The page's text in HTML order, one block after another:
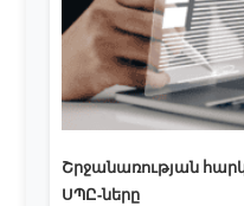
Շրջանառության
ՍՊԸ-ները